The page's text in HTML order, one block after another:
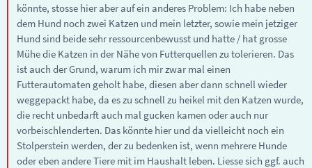
könnte, stosse hier aber auf ein anderes Problem: Ich habe neben
dem Hund noch zwei Katzen und mein letzter, sowie mein jetziger
Hund sind beide sehr ressourcenbewusst und hatte / hat grosse
Mühe die Katzen in der Nähe von Futterquellen zu tolerieren. Das
ist auch der Grund, warum ich mir zwar mal einen
Futterautomaten geholt habe, diesen aber dann schnell wieder
weggepackt habe, da es zu schnell zu heikel mit den Katzen wurde,
die recht unbedarft auch mal gucken kamen oder auch nur
vorbeischlenderten. Das könnte hier und da vielleicht noch ein
Stolperstein werden, der zu bedenken ist, wenn mehrere Hunde
oder eben andere Tiere mit im Haushalt leben. Liesse sich ggf. auch